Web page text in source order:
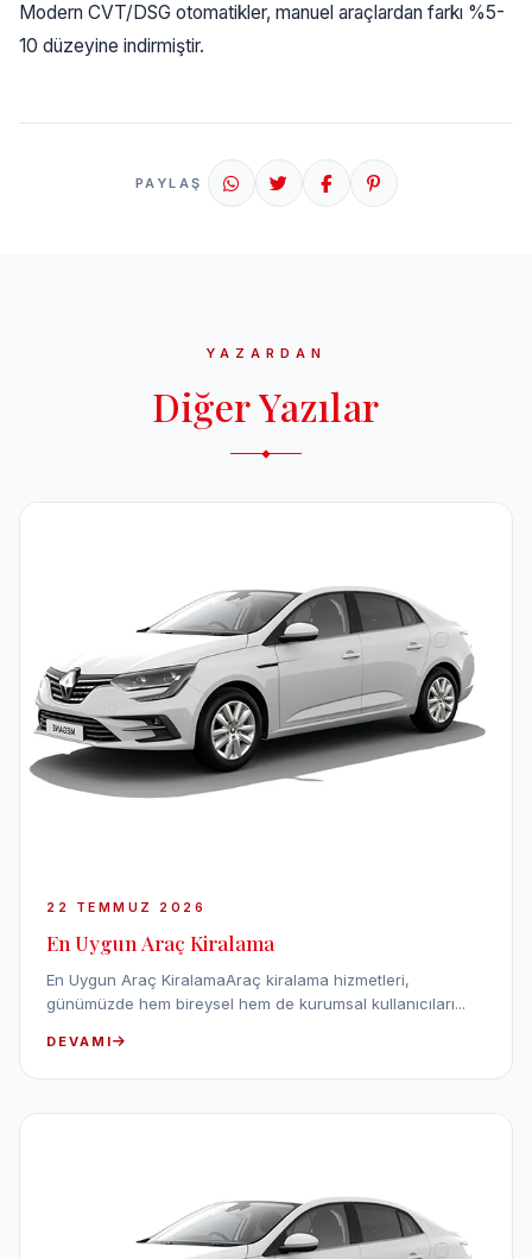
Modern CVT/DSG otomatikler, manuel araçlardan farkı %5-
10 düzeyine indirmiştir.
PAYLAŞ
YAZARDAN
Diğer Yazılar
22 TEMMUZ 2026
En Uygun Araç Kiralama
En Uygun Araç KiralamaAraç kiralama hizmetleri,
günümüzde hem bireysel hem de kurumsal kullanıcıları...
DEVAMI